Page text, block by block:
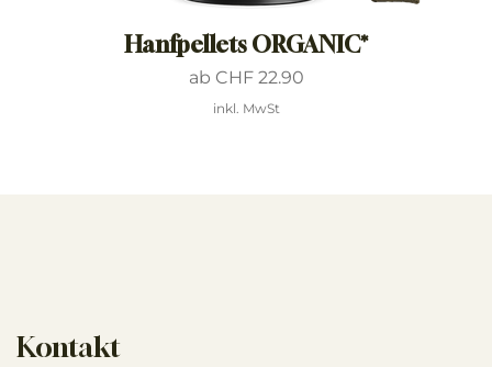
Hanfpellets ORGANIC*
ab CHF 22.90
Sale-Preis
inkl. MwSt
Kontakt